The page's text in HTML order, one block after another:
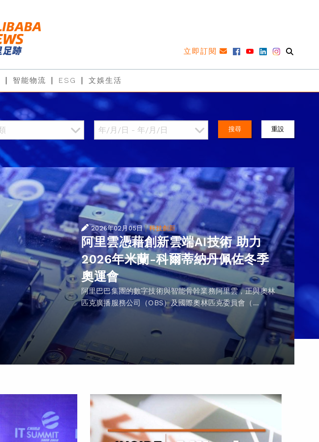
立即訂閱
智能物流 ESG 文娛生活
搜尋 重設
2026年02月05日 |科技創新
阿里雲憑藉創新雲端AI技術 助力
2026年米蘭-科爾蒂納丹佩佐冬季
奧運會
阿里巴巴集團的數字技術與智能骨幹業務阿里雲，正與奧林
匹克廣播服務公司（OBS）及國際奧林匹克委員會（...